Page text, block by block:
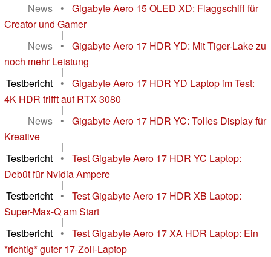
News
•
Gigabyte Aero 15 OLED XD: Flaggschiff für
Creator und Gamer
|
News
•
Gigabyte Aero 17 HDR YD: Mit Tiger-Lake zu
noch mehr Leistung
|
Testbericht
•
Gigabyte Aero 17 HDR YD Laptop im Test:
4K HDR trifft auf RTX 3080
|
News
•
Gigabyte Aero 17 HDR YC: Tolles Display für
Kreative
|
Testbericht
•
Test Gigabyte Aero 17 HDR YC Laptop:
Debüt für Nvidia Ampere
|
Testbericht
•
Test Gigabyte Aero 17 HDR XB Laptop:
Super-Max-Q am Start
|
Testbericht
•
Test Gigabyte Aero 17 XA HDR Laptop: Ein
*richtig* guter 17-Zoll-Laptop